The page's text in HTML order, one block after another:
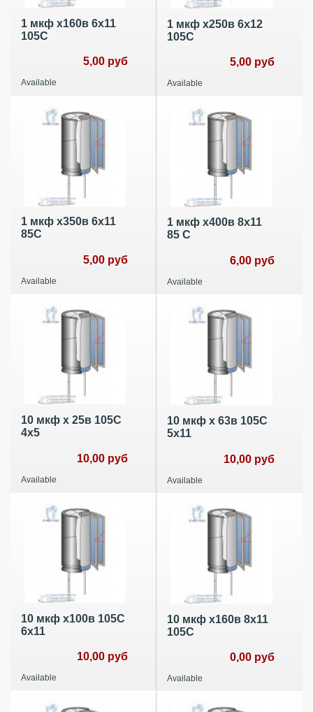
1 мкф х160в 6х11
105С
5,00 руб
Available
1 мкф х250в 6х12
105С
5,00 руб
Available
1 мкф х350в 6х11
85С
5,00 руб
Available
1 мкф х400в 8х11
85 С
6,00 руб
Available
10 мкф х 25в 105С
4х5
10,00 руб
Available
10 мкф х 63в 105С
5х11
10,00 руб
Available
10 мкф х100в 105С
6х11
10,00 руб
Available
10 мкф х160в 8х11
105С
0,00 руб
Available